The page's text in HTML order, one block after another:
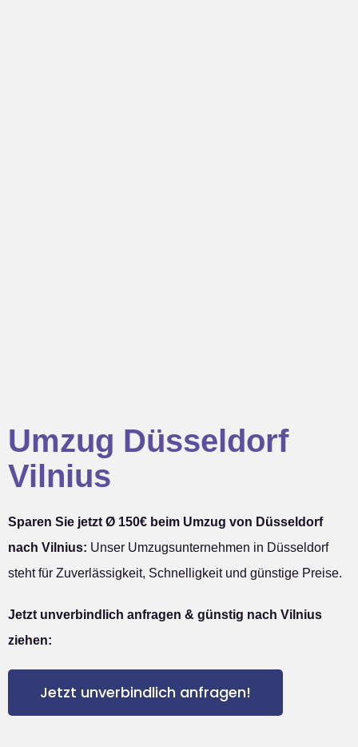
Umzug Düsseldorf
Vilnius
Sparen Sie jetzt Ø 150€ beim Umzug von Düsseldorf
nach Vilnius: Unser Umzugsunternehmen in Düsseldorf
steht für Zuverlässigkeit, Schnelligkeit und günstige Preise.
Jetzt unverbindlich anfragen & günstig nach Vilnius
ziehen:
Jetzt unverbindlich anfragen!